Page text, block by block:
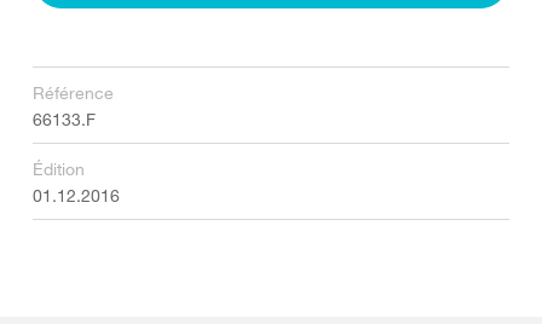
Référence
66133.F
Édition
01.12.2016